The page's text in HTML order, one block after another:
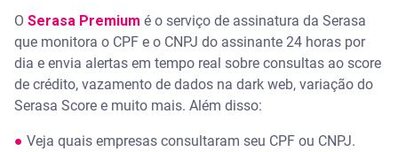
O Serasa Premium é o serviço de assinatura da Serasa
que monitora o CPF e o CNPJ do assinante 24 horas por
dia e envia alertas em tempo real sobre consultas ao score
de crédito, vazamento de dados na dark web, variação do
Serasa Score e muito mais. Além disso:
● Veja quais empresas consultaram seu CPF ou CNPJ.